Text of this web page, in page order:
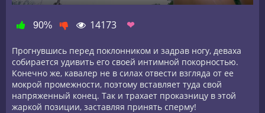
90% 14173 ❤
Прогнувшись перед поклонником и задрав ногу, деваха
собирается удивить его своей интимной покорностью.
Конечно же, кавалер не в силах отвести взгляда от ее
мокрой промежности, поэтому вставляет туда свой
напряженный конец. Так и трахает проказницу в этой
жаркой позиции, заставляя принять сперму!